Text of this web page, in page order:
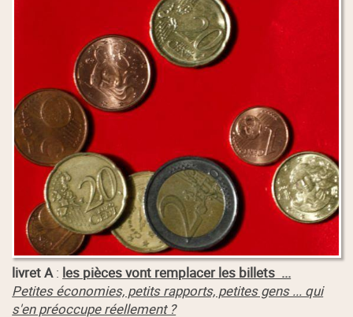
livret A: les pièces vont remplacer les billets ...
Petites économies, petits rapports, petites gens ... qui
s'en préoccupe réellement ?